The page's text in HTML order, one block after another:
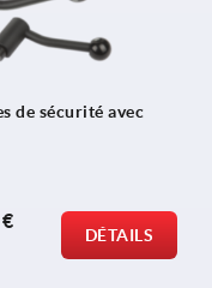
de sécurité avec
DÉTAILS